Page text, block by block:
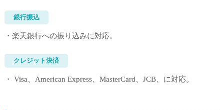
銀行振込
・楽天銀行への振り込みに対応。
クレジット決済
・ Visa、American Express、MasterCard、JCB、に対応。